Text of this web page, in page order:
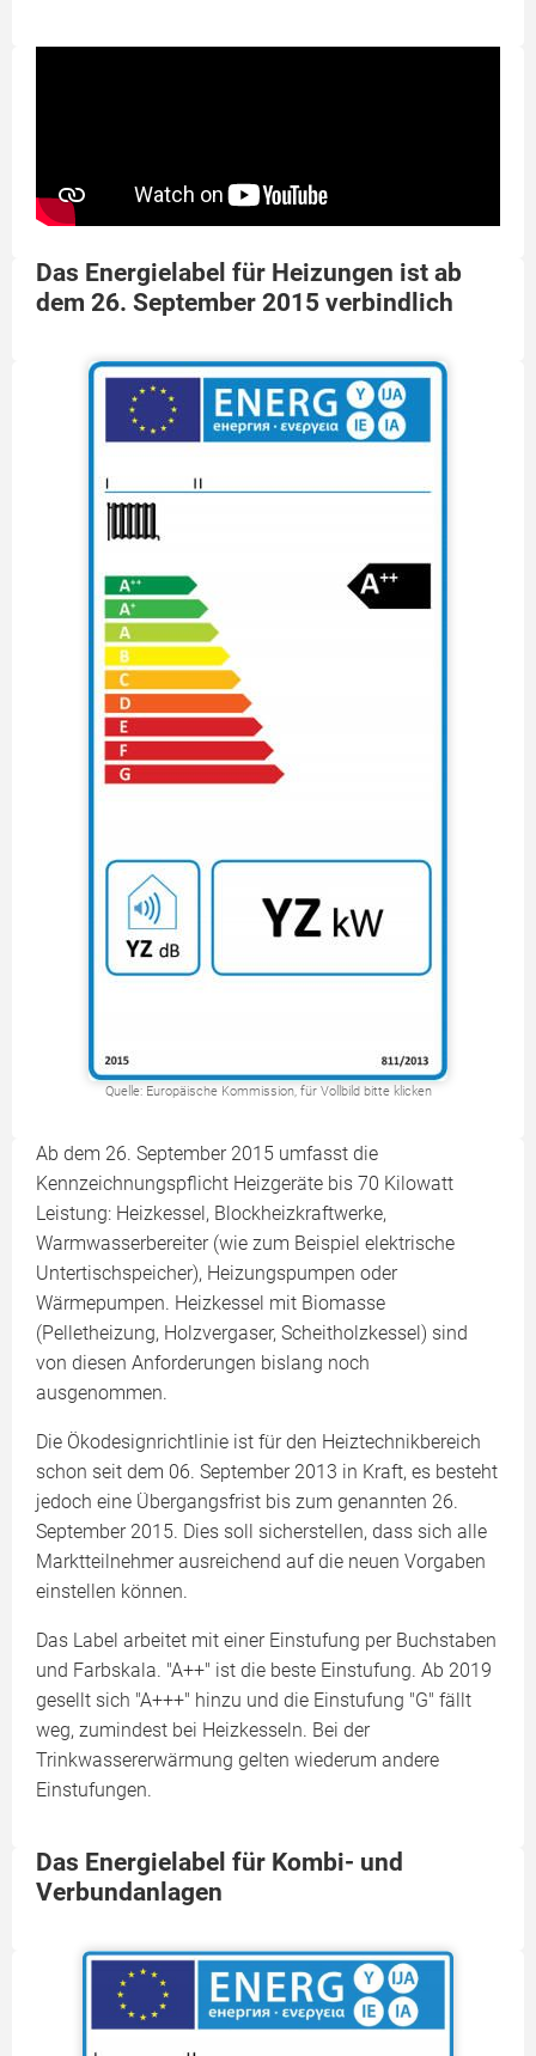
Das Energielabel für Heizungen ist ab
dem 26. September 2015 verbindlich
Quelle: Europäische Kommission, für Vollbild bitte klicken
Ab dem 26. September 2015 umfasst die
Kennzeichnungspflicht Heizgeräte bis 70 Kilowatt
Leistung: Heizkessel, Blockheizkraftwerke,
Warmwasserbereiter (wie zum Beispiel elektrische
Untertischspeicher), Heizungspumpen oder
Wärmepumpen. Heizkessel mit Biomasse
(Pelletheizung, Holzvergaser, Scheitholzkessel) sind
von diesen Anforderungen bislang noch
ausgenommen.
Die Ökodesignrichtlinie ist für den Heiztechnikbereich
schon seit dem 06. September 2013 in Kraft, es besteht
jedoch eine Übergangsfrist bis zum genannten 26.
September 2015. Dies soll sicherstellen, dass sich alle
Marktteilnehmer ausreichend auf die neuen Vorgaben
einstellen können.
Das Label arbeitet mit einer Einstufung per Buchstaben
und Farbskala. "A++" ist die beste Einstufung. Ab 2019
gesellt sich "A+++" hinzu und die Einstufung "G" fällt
weg, zumindest bei Heizkesseln. Bei der
Trinkwassererwärmung gelten wiederum andere
Einstufungen.
Das Energielabel für Kombi- und
Verbundanlagen